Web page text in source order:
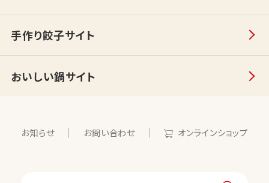
手作り餃子サイト
おいしい鍋サイト
お知らせ お問い合わせ オンラインショップ